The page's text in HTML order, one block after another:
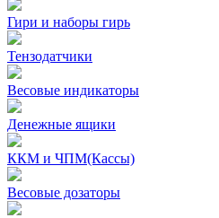
Гири и наборы гирь
Тензодатчики
Весовые индикаторы
Денежные ящики
ККМ и ЧПМ(Кассы)
Весовые дозаторы